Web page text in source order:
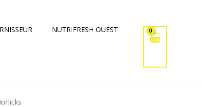
NUTRIFRESH OUEST